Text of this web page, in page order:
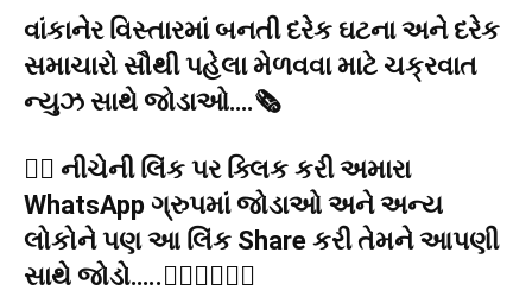
વાંકાનેર વિસ્તારમાં બનતી દરેક ઘટના અને દરેક
સમાચારો સૌથી પહેલા મેળવવા માટે ચક્રવાત
ન્યુઝ સાથે જોડાઓ….🗞️
👉🏻 નીચેની લિંક પર ક્લિક કરી અમારા
WhatsApp ગ્રુપમાં જોડાઓ અને અન્ય
લોકોને પણ આ લિંક Share કરી તેમને આપણી
સાથે જોડો…..👇🏻👇🏻👇🏻